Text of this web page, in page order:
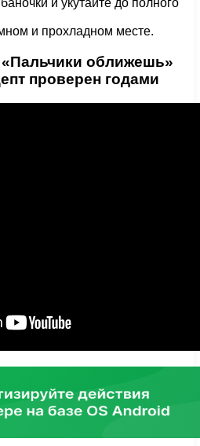
и укутайте до полного
и прохладном месте.
оближешь»
проверен годами